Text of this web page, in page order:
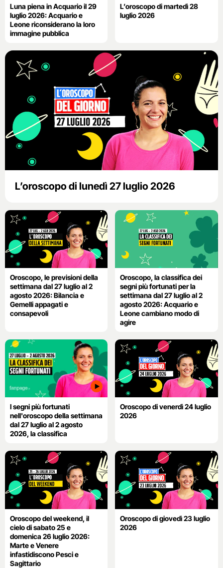
Luna piena in Acquario il 29
luglio 2026: Acquario e
Leone riconsiderano la loro
immagine pubblica
L’oroscopo di martedì 28
luglio 2026
L’oroscopo di lunedì 27 luglio 2026
Oroscopo, le previsioni della
settimana dal 27 luglio al 2
agosto 2026: Bilancia e
Gemelli appagati e
consapevoli
Oroscopo, la classifica dei
segni più fortunati per la
settimana dal 27 luglio al 2
agosto 2026: Acquario e
Leone cambiano modo di
agire
I segni più fortunati
nell'oroscopo della settimana
dal 27 luglio al 2 agosto
2026, la classifica
Oroscopo di venerdì 24 luglio
2026
Oroscopo del weekend, il
cielo di sabato 25 e
domenica 26 luglio 2026:
Marte e Venere
infastidiscono Pesci e
Sagittario
Oroscopo di giovedì 23 luglio
2026